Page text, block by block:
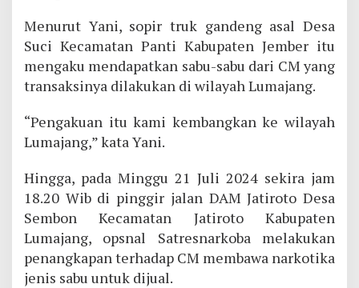
Menurut Yani, sopir truk gandeng asal Desa
Suci Kecamatan Panti Kabupaten Jember itu
mengaku mendapatkan sabu-sabu dari CM yang
transaksinya dilakukan di wilayah Lumajang.
“Pengakuan itu kami kembangkan ke wilayah
Lumajang,” kata Yani.
Hingga, pada Minggu 21 Juli 2024 sekira jam
18.20 Wib di pinggir jalan DAM Jatiroto Desa
Sembon Kecamatan Jatiroto Kabupaten
Lumajang, opsnal Satresnarkoba melakukan
penangkapan terhadap CM membawa narkotika
jenis sabu untuk dijual.